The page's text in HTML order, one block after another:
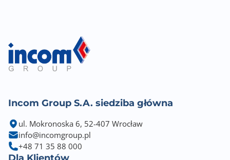
Incom Group S.A. siedziba główna
ul. Mokronoska 6, 52-407 Wrocław
info@incomgroup.pl
+48 71 35 88 000